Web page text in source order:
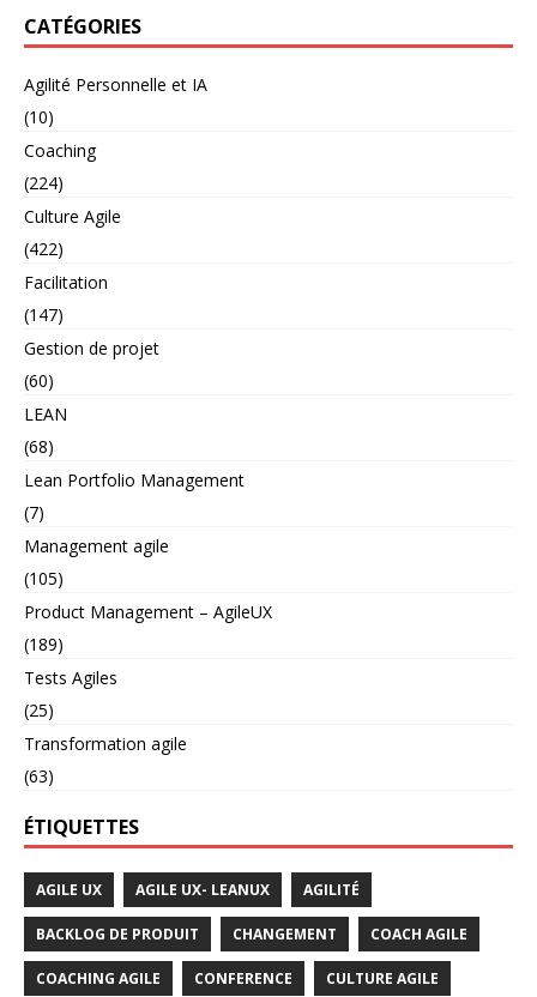
CATÉGORIES
Agilité Personnelle et IA
(10)
Coaching
(224)
Culture Agile
(422)
Facilitation
(147)
Gestion de projet
(60)
LEAN
(68)
Lean Portfolio Management
(7)
Management agile
(105)
Product Management – AgileUX
(189)
Tests Agiles
(25)
Transformation agile
(63)
ÉTIQUETTES
AGILE UX AGILE UX- LEANUX AGILITÉ
BACKLOG DE PRODUIT CHANGEMENT COACH AGILE
COACHING AGILE CONFERENCE CULTURE AGILE